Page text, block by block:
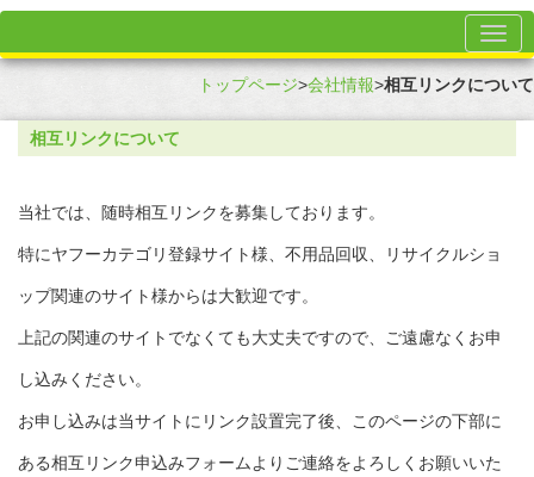
トップページ>会社情報>相互リンクについて
相互リンクについて
当社では、随時相互リンクを募集しております。
特にヤフーカテゴリ登録サイト様、不用品回収、リサイクルショ
ップ関連のサイト様からは大歓迎です。
上記の関連のサイトでなくても大丈夫ですので、ご遠慮なくお申
し込みください。
お申し込みは当サイトにリンク設置完了後、このページの下部に
ある相互リンク申込みフォームよりご連絡をよろしくお願いいた